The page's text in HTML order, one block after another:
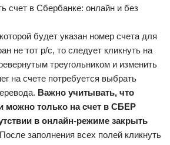
будет указан номер счета для
не тот р/с, то следует кликнуть на
треугольником и изменить
на счете потребуется выбрать
Важно учитывать, что
можно только на счет в СБЕР
в онлайн-режиме закрыть
После заполнения всех полей кликнуть